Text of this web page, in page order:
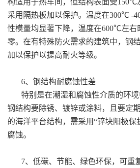
构适用于热车间，但结构表面受150℃
采用隔热板加以保护。温度在300℃ -
性模量均显著下降，温度在600℃左右
零。在有特殊防火需求的建筑中，钢
加以保护以提高耐火等级。
6、钢结构耐腐蚀性差
特别是在潮湿和腐蚀性介质的环
钢结构要除锈、镀锌或涂料，且要定
的海洋平台结构，需采用“锌块阳极保
腐蚀。
7、低碳、节能、绿色环保，可重